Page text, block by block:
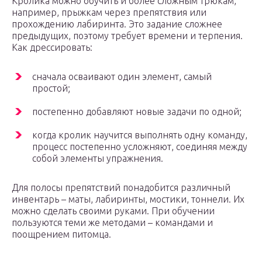
например, прыжкам через препятствия или
прохождению лабиринта. Это задание сложнее
предыдущих, поэтому требует времени и терпения.
Как дрессировать:
сначала осваивают один элемент, самый
простой;
постепенно добавляют новые задачи по одной;
когда кролик научится выполнять одну команду,
процесс постепенно усложняют, соединяя между
собой элементы упражнения.
Для полосы препятствий понадобится различный
инвентарь – маты, лабиринты, мостики, тоннели. Их
можно сделать своими руками. При обучении
пользуются теми же методами – командами и
поощрением питомца.